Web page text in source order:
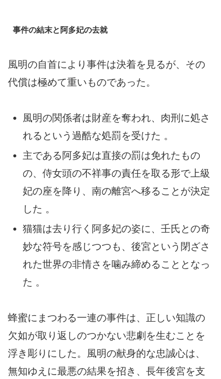
事件の結末と阿多妃の去就
風明の自首により事件は決着を見るが、その
代償は極めて重いものであった。
風明の関係者は財産を奪われ、肉刑に処さ
れるという過酷な処罰を受けた 。
主である阿多妃は直接の罰は免れたもの
の、侍女頭の不祥事の責任を取る形で上級
妃の座を降り、南の離宮へ移ることが決定
した 。
猫猫は去り行く阿多妃の姿に、壬氏との奇
妙な符号を感じつつも、後宮という閉ざさ
れた世界の非情さを噛み締めることとなっ
た 。
蜂蜜にまつわる一連の事件は、正しい知識の
欠如が取り返しのつかない悲劇を生むことを
浮き彫りにした。風明の献身的な忠誠心は、
無知ゆえに最悪の結果を招き、長年後宮を支